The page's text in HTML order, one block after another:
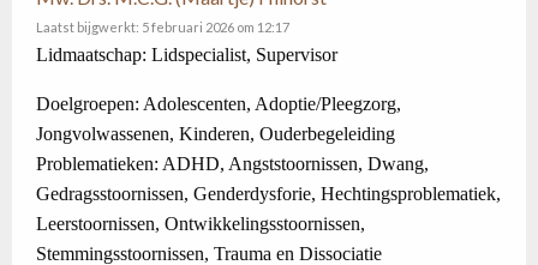
Laatst bijgwerkt: 5 februari 2026 om 12:17
Lidmaatschap: Lidspecialist, Supervisor
Doelgroepen: Adolescenten, Adoptie/Pleegzorg,
Jongvolwassenen, Kinderen, Ouderbegeleiding
Problematieken: ADHD, Angststoornissen, Dwang,
Gedragsstoornissen, Genderdysforie, Hechtingsproblematiek,
Leerstoornissen, Ontwikkelingsstoornissen,
Stemmingsstoornissen, Trauma en Dissociatie